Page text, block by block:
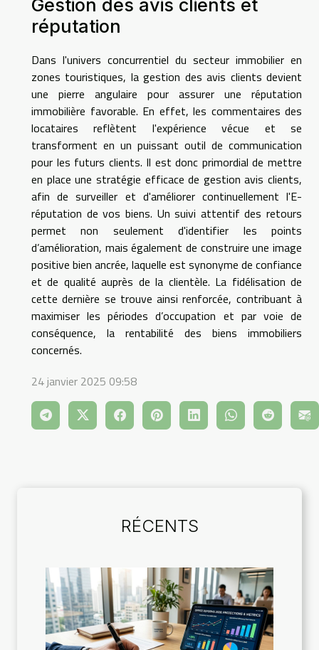
RÉCENTS
Gestion des avis clients et
réputation
Dans l'univers concurrentiel du secteur immobilier en
zones touristiques, la gestion des avis clients devient
une pierre angulaire pour assurer une réputation
immobilière favorable. En effet, les commentaires des
locataires reflètent l'expérience vécue et se
transforment en un puissant outil de communication
pour les futurs clients. Il est donc primordial de mettre
en place une stratégie efficace de gestion avis clients,
afin de surveiller et d'améliorer continuellement l'E-
réputation de vos biens. Un suivi attentif des retours
permet non seulement d'identifier les points
d’amélioration, mais également de construire une image
positive bien ancrée, laquelle est synonyme de confiance
et de qualité auprès de la clientèle. La fidélisation de
cette dernière se trouve ainsi renforcée, contribuant à
maximiser les périodes d’occupation et par voie de
conséquence, la rentabilité des biens immobiliers
concernés.
24 janvier 2025 09:58